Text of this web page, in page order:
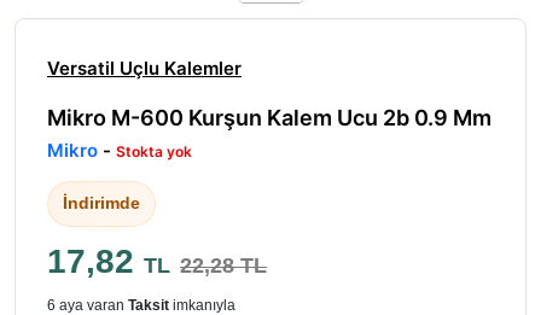
Versatil Uçlu Kalemler
Mikro M-600 Kurşun Kalem Ucu 2b 0.9 Mm
Mikro - Stokta yok
İndirimde
17,82 TL 22,28 TL
6 aya varan Taksit imkanıyla